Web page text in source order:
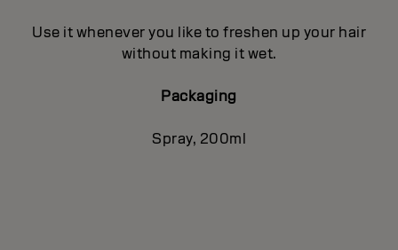
Use it whenever you like to freshen up your hair
without making it wet.
Packaging
Spray, 200ml